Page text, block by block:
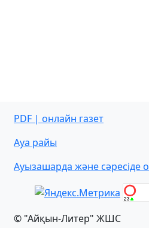
PDF | онлайн газет
Ауа райы
Ауызашарда және сәресіде
© "Айқын-Литер" ЖШС